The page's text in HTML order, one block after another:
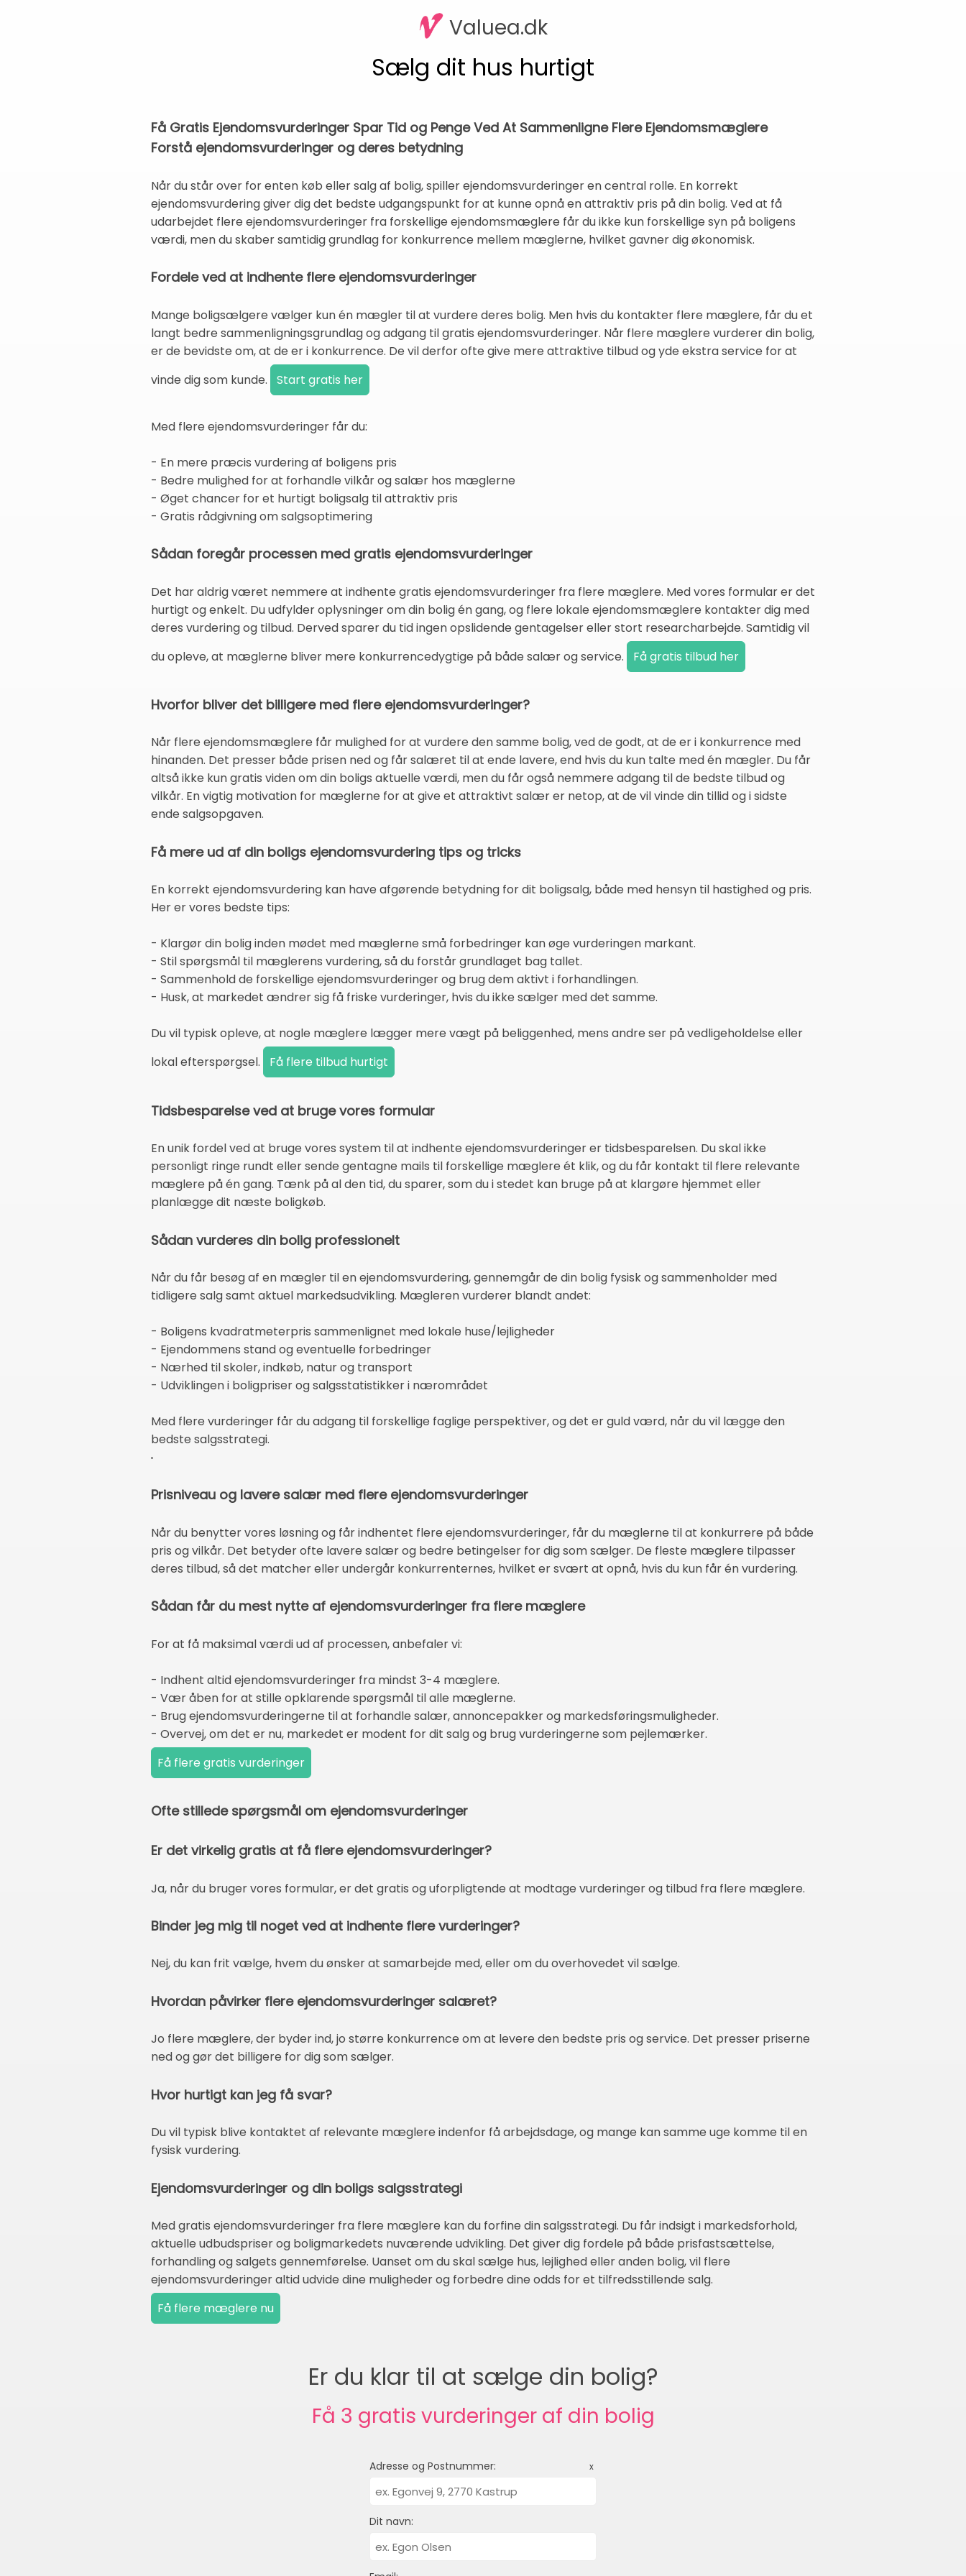
Valuea.dk
Sælg dit hus hurtigt
Få Gratis Ejendomsvurderinger Spar Tid og Penge Ved At Sammenligne Flere Ejendomsmæglere
Forstå ejendomsvurderinger og deres betydning
Når du står over for enten køb eller salg af bolig, spiller ejendomsvurderinger en central rolle. En korrekt
ejendomsvurdering giver dig det bedste udgangspunkt for at kunne opnå en attraktiv pris på din bolig. Ved at få
udarbejdet flere ejendomsvurderinger fra forskellige ejendomsmæglere får du ikke kun forskellige syn på boligens
værdi, men du skaber samtidig grundlag for konkurrence mellem mæglerne, hvilket gavner dig økonomisk.
Fordele ved at indhente flere ejendomsvurderinger
Mange boligsælgere vælger kun én mægler til at vurdere deres bolig. Men hvis du kontakter flere mæglere, får du et
langt bedre sammenligningsgrundlag og adgang til gratis ejendomsvurderinger. Når flere mæglere vurderer din bolig,
er de bevidste om, at de er i konkurrence. De vil derfor ofte give mere attraktive tilbud og yde ekstra service for at
vinde dig som kunde.
Med flere ejendomsvurderinger får du:
- En mere præcis vurdering af boligens pris
- Bedre mulighed for at forhandle vilkår og salær hos mæglerne
- Øget chancer for et hurtigt boligsalg til attraktiv pris
- Gratis rådgivning om salgsoptimering
Sådan foregår processen med gratis ejendomsvurderinger
Det har aldrig været nemmere at indhente gratis ejendomsvurderinger fra flere mæglere. Med vores formular er det
hurtigt og enkelt. Du udfylder oplysninger om din bolig én gang, og flere lokale ejendomsmæglere kontakter dig med
deres vurdering og tilbud. Derved sparer du tid ingen opslidende gentagelser eller stort researcharbejde. Samtidig vil
du opleve, at mæglerne bliver mere konkurrencedygtige på både salær og service.
Hvorfor bliver det billigere med flere ejendomsvurderinger?
Når flere ejendomsmæglere får mulighed for at vurdere den samme bolig, ved de godt, at de er i konkurrence med
hinanden. Det presser både prisen ned og får salæret til at ende lavere, end hvis du kun talte med én mægler. Du får
altså ikke kun gratis viden om din boligs aktuelle værdi, men du får også nemmere adgang til de bedste tilbud og
vilkår. En vigtig motivation for mæglerne for at give et attraktivt salær er netop, at de vil vinde din tillid og i sidste
ende salgsopgaven.
Få mere ud af din boligs ejendomsvurdering tips og tricks
En korrekt ejendomsvurdering kan have afgørende betydning for dit boligsalg, både med hensyn til hastighed og pris.
Her er vores bedste tips:
- Klargør din bolig inden mødet med mæglerne små forbedringer kan øge vurderingen markant.
- Stil spørgsmål til mæglerens vurdering, så du forstår grundlaget bag tallet.
- Sammenhold de forskellige ejendomsvurderinger og brug dem aktivt i forhandlingen.
- Husk, at markedet ændrer sig få friske vurderinger, hvis du ikke sælger med det samme.
Du vil typisk opleve, at nogle mæglere lægger mere vægt på beliggenhed, mens andre ser på vedligeholdelse eller
lokal efterspørgsel.
Tidsbesparelse ved at bruge vores formular
En unik fordel ved at bruge vores system til at indhente ejendomsvurderinger er tidsbesparelsen. Du skal ikke
personligt ringe rundt eller sende gentagne mails til forskellige mæglere ét klik, og du får kontakt til flere relevante
mæglere på én gang. Tænk på al den tid, du sparer, som du i stedet kan bruge på at klargøre hjemmet eller
planlægge dit næste boligkøb.
Sådan vurderes din bolig professionelt
Når du får besøg af en mægler til en ejendomsvurdering, gennemgår de din bolig fysisk og sammenholder med
tidligere salg samt aktuel markedsudvikling. Mægleren vurderer blandt andet:
- Boligens kvadratmeterpris sammenlignet med lokale huse/lejligheder
- Ejendommens stand og eventuelle forbedringer
- Nærhed til skoler, indkøb, natur og transport
- Udviklingen i boligpriser og salgsstatistikker i nærområdet
Med flere vurderinger får du adgang til forskellige faglige perspektiver, og det er guld værd, når du vil lægge den
bedste salgsstrategi.
Prisniveau og lavere salær med flere ejendomsvurderinger
Når du benytter vores løsning og får indhentet flere ejendomsvurderinger, får du mæglerne til at konkurrere på både
pris og vilkår. Det betyder ofte lavere salær og bedre betingelser for dig som sælger. De fleste mæglere tilpasser
deres tilbud, så det matcher eller undergår konkurrenternes, hvilket er svært at opnå, hvis du kun får én vurdering.
Sådan får du mest nytte af ejendomsvurderinger fra flere mæglere
For at få maksimal værdi ud af processen, anbefaler vi:
- Indhent altid ejendomsvurderinger fra mindst 3-4 mæglere.
- Vær åben for at stille opklarende spørgsmål til alle mæglerne.
- Brug ejendomsvurderingerne til at forhandle salær, annoncepakker og markedsføringsmuligheder.
- Overvej, om det er nu, markedet er modent for dit salg og brug vurderingerne som pejlemærker.
Ofte stillede spørgsmål om ejendomsvurderinger
Er det virkelig gratis at få flere ejendomsvurderinger?
Ja, når du bruger vores formular, er det gratis og uforpligtende at modtage vurderinger og tilbud fra flere mæglere.
Binder jeg mig til noget ved at indhente flere vurderinger?
Nej, du kan frit vælge, hvem du ønsker at samarbejde med, eller om du overhovedet vil sælge.
Hvordan påvirker flere ejendomsvurderinger salæret?
Jo flere mæglere, der byder ind, jo større konkurrence om at levere den bedste pris og service. Det presser priserne
ned og gør det billigere for dig som sælger.
Hvor hurtigt kan jeg få svar?
Du vil typisk blive kontaktet af relevante mæglere indenfor få arbejdsdage, og mange kan samme uge komme til en
fysisk vurdering.
Ejendomsvurderinger og din boligs salgsstrategi
Med gratis ejendomsvurderinger fra flere mæglere kan du forfine din salgsstrategi. Du får indsigt i markedsforhold,
aktuelle udbudspriser og boligmarkedets nuværende udvikling. Det giver dig fordele på både prisfastsættelse,
forhandling og salgets gennemførelse. Uanset om du skal sælge hus, lejlighed eller anden bolig, vil flere
ejendomsvurderinger altid udvide dine muligheder og forbedre dine odds for et tilfredsstillende salg.
Er du klar til at sælge din bolig?
Få 3 gratis vurderinger af din bolig
Adresse og Postnummer: x
Dit navn: